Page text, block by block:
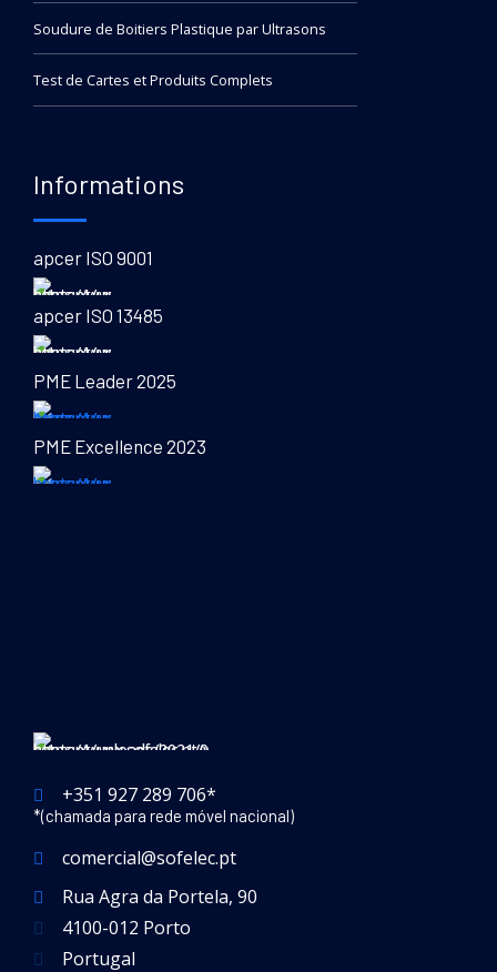
Soudure de Boitiers Plastique par Ultrasons
Test de Cartes et Produits Complets
Informations
apcer ISO 9001
apcer ISO 13485
PME Leader 2025
PME Excellence 2023
+351 927 289 706*
*(chamada para rede móvel nacional)
comercial@sofelec.pt
Rua Agra da Portela, 90
4100-012 Porto
Portugal